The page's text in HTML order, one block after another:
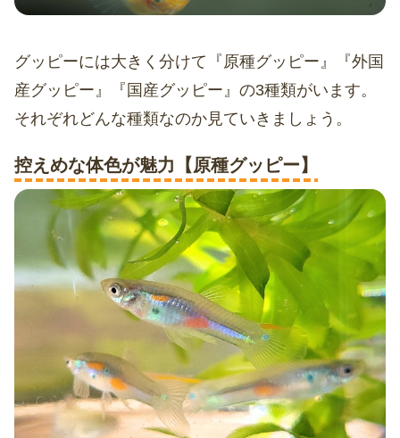
グッピーには大きく分けて『原種グッピー』『外国
産グッピー』『国産グッピー』の3種類がいます。
それぞれどんな種類なのか見ていきましょう。
控えめな体色が魅力【原種グッピー】